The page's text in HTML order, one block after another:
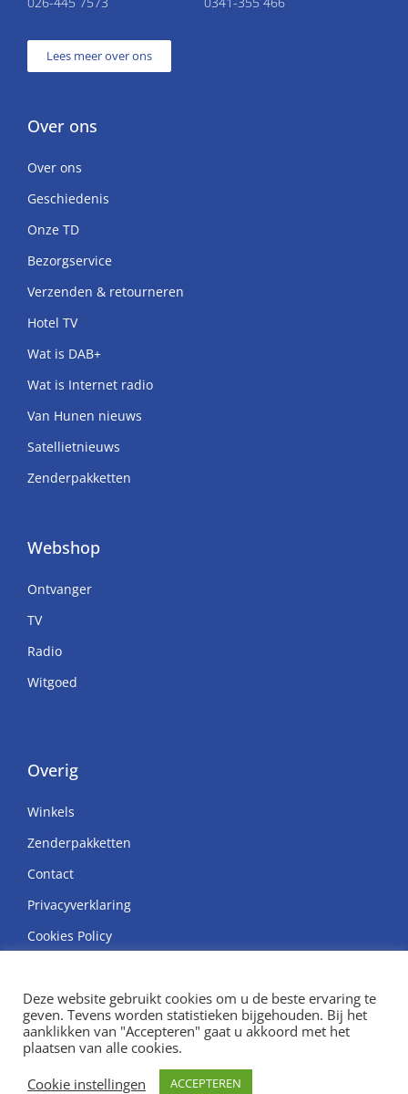
Lees meer over ons
Over ons
Over ons
Geschiedenis
Onze TD
Bezorgservice
Verzenden & retourneren
Hotel TV
Wat is DAB+
Wat is Internet radio
Van Hunen nieuws
Satellietnieuws
Zenderpakketten
Webshop
Ontvanger
TV
Radio
Witgoed
Overig
Winkels
Zenderpakketten
Contact
Privacyverklaring
Cookies Policy
© Copyright H. van Hunen
Ontwikkeld door SatDesign
Deze website gebruikt cookies om u de beste ervaring te
geven. Tevens worden statistieken bijgehouden. Bij het
aanklikken van "Accepteren" gaat u akkoord met het
plaatsen van alle cookies.
Cookie instellingen
ACCEPTEREN